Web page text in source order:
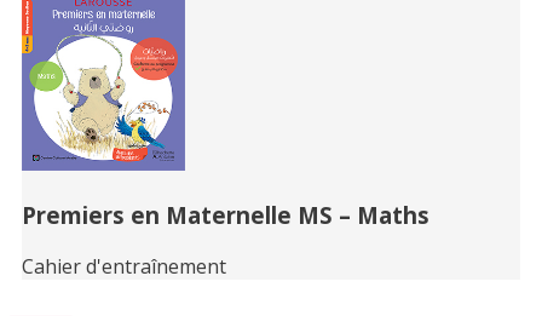
Premiers en Maternelle MS – Maths
Cahier d'entraînement